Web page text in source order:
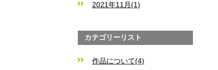
2021年11月(1)
カテゴリーリスト
作品について(4)